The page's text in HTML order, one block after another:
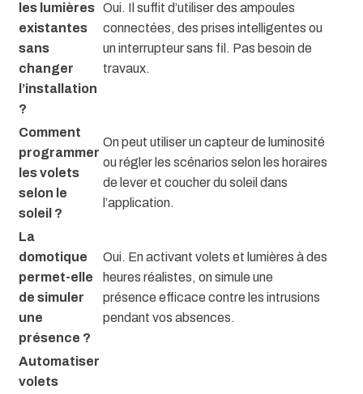
les lumières
existantes
sans
changer
l’installation
?
Oui. Il suffit d’utiliser des ampoules
connectées, des prises intelligentes ou
un interrupteur sans fil. Pas besoin de
travaux.
Comment
programmer
les volets
selon le
soleil ?
On peut utiliser un capteur de luminosité
ou régler les scénarios selon les horaires
de lever et coucher du soleil dans
l’application.
La
domotique
permet-elle
de simuler
une
présence ?
Oui. En activant volets et lumières à des
heures réalistes, on simule une
présence efficace contre les intrusions
pendant vos absences.
Automatiser
volets